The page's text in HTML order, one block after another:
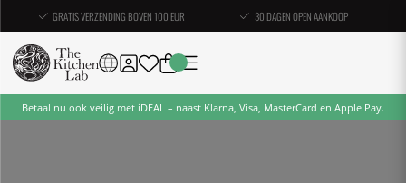
GRATIS VERZENDING BOVEN 100 EUR 30 DAGEN OPEN AANKOOP
Betaal nu ook veilig met iDEAL – naast Klarna, Visa, MasterCard en Apple Pay.